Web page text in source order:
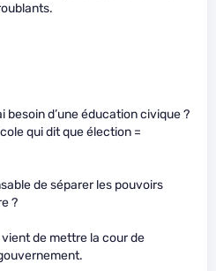
besoin d’une éducation civique ?
qui dit que élection =
de séparer les pouvoirs
?
vient de mettre la cour de